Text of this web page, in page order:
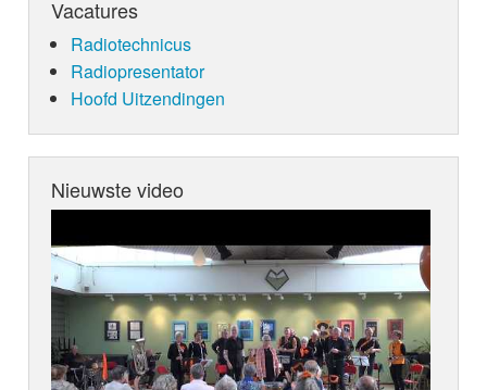
Vacatures
Radiotechnicus
Radiopresentator
Hoofd Uitzendingen
Nieuwste video